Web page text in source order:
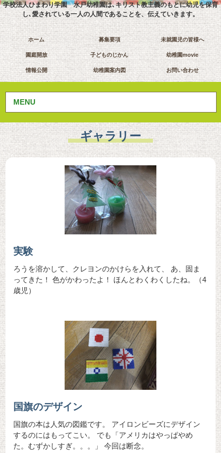
学校法人ひまわり学園 水戸幼稚園は､キリスト教主義のもとに幼児を保育
し､愛されている一人の人間であることを、伝えていきます。
ホーム 募集要項 未就園児の皆様へ
園庭開放 子どものじかん 幼稚園movie
情報公開 幼稚園案内図 お問い合わせ
MENU
ギャラリー
実験
ろうを溶かして、クレヨンのかけらを入れて、 あ、固ま
ってきた！ 色がかわったよ！ ほんとわくわくしたね。（4
歳児）
国旗のデザイン
国旗の本は人気の図鑑です。 アイロンビーズにデザイン
するのにはもってこい。 でも「アメリカはやっぱやめ
た。むずかしすぎ。。。」 今回は断念。